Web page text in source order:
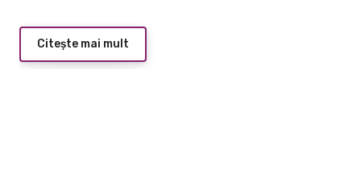
Citește mai mult